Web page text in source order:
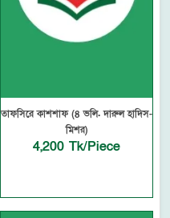
তাফসিরে কাশশাফ (৪ ভলি. দারুল হাদিস-
মিশর)
4,200 Tk/Piece